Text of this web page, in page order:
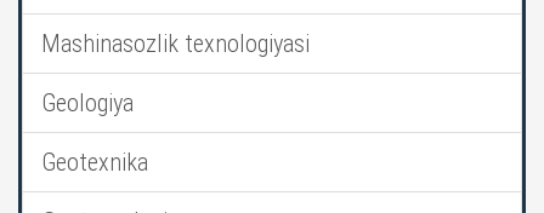
Mashinasozlik texnologiyasi
Geologiya
Geotexnika